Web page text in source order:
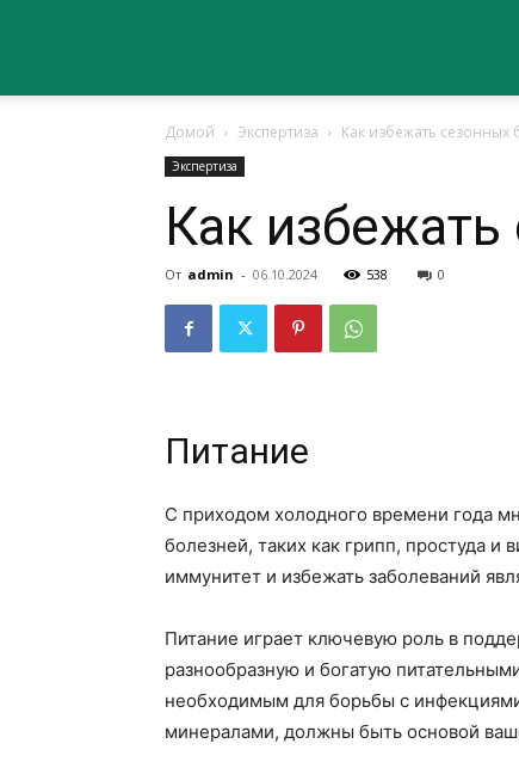
о
здоровье
Домой Экспертиза Как избежать сезонных
Экспертиза
Как
От admin - 06.10.2024 538 0
Питание
С приходом холодного времени года
болезней, таких как грипп, простуда
иммунитет и избежать заболеваний
Питание играет ключевую роль в
разнообразную и богатую
необходимым для борьбы с
минералами, должны быть основой